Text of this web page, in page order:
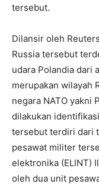
tersebut.
Dilansir oleh
Russia tersebut
udara Polandia dari
merupakan wilayah
negara NATO yakni
dilakukan
tersebut terdiri dari
pesawat militer
elektronika (ELINT)
oleh dua unit